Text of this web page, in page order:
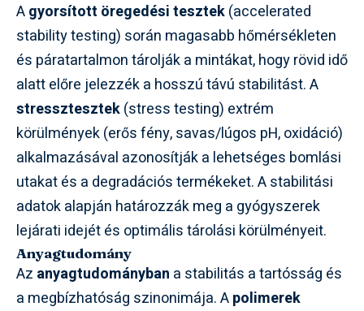
Agyorsított öregedési tesztek(accelerated
stability testing) során magasabb hőmérsékleten
és páratartalmon tárolják a mintákat, hogy rövid idő
alatt előre jelezzék a hosszú távú stabilitást. A
stressztesztek(stress testing) extrém
körülmények (erős fény, savas/lúgos pH, oxidáció)
alkalmazásával azonosítják a lehetséges bomlási
utakat és a degradációs termékeket. A stabilitási
adatok alapján határozzák meg a gyógyszerek
lejárati idejét és optimális tárolási körülményeit.
Anyagtudomány
Az anyagtudományban a stabilitás a tartósság és
a megbízhatóság szinonimája. Apolimerek